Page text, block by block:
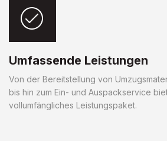
Umfassende Leistungen
Von der Bereitstellung von
bis hin zum Ein- und Auspackservice
vollumfängliches Leistungspaket.